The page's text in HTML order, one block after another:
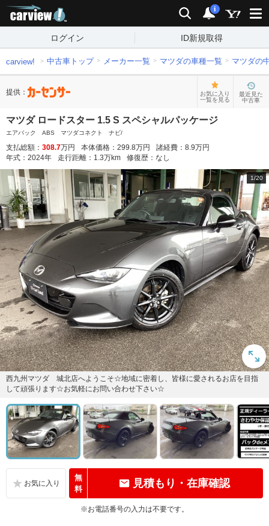
検索 通知
i
ログイン ID新規取得
carview! 中古車トップ メーカー一覧 マツダの車種一覧 マツダの
提供：
お気に入り
一覧を見る
最近見た
中古車
マツダ ロードスター 1.5 S スペシャルパッケージ
エアバック ABS マツダコネクト ナビ/
支払総額： 308.7万円 本体価格： 299.8万円 諸経費： 8.9万円
年式： 2024年 走行距離： 1.3万km 修復歴： なし
1/20
西九州マツダ 城北店へようこそ☆地域に密着し、皆様に愛されるお店を目指
して頑張ります☆お気軽にお問い合わせ下さい☆
無
料
見積もり・在庫確認
※お電話番号の入力は不要です。